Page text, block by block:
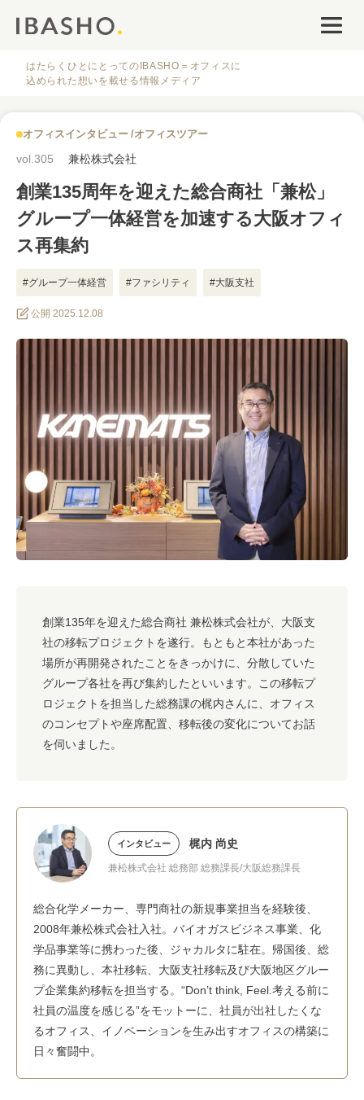
ファシリティナレッジ
IBASHOについて
人気のタグ
#コミュニケーション
#フリーアドレス #ブランディング
はたらくひとにとってのIBASHO＝オフィスに
込められた想いを載せる情報メディア
オフィスインタビュー オフィスツアー
vol.305 兼松株式会社
創業135周年を迎えた総合商社「兼松」
グループ一体経営を加速する大阪オフィ
ス再集約
#グループ一体経営 #ファシリティ #大阪支社
公開 2025.12.08
創業135年を迎えた総合商社 兼松株式会社が、大阪支
社の移転プロジェクトを遂行。もともと本社があった
場所が再開発されたことをきっかけに、分散していた
グループ各社を再び集約したといいます。この移転プ
ロジェクトを担当した総務課の梶内さんに、オフィス
のコンセプトや座席配置、移転後の変化についてお話
を伺いました。
インタビュー 梶内 尚史
兼松株式会社 総務部 総務課長/大阪総務課長
総合化学メーカー、専門商社の新規事業担当を経験後、
2008年兼松株式会社入社。バイオガスビジネス事業、化
学品事業等に携わった後、ジャカルタに駐在。帰国後、総
務に異動し、本社移転、大阪支社移転及び大阪地区グルー
プ企業集約移転を担当する。“Don’t think, Feel.考える前に
社員の温度を感じる”をモットーに、社員が出社したくな
るオフィス、イノベーションを生み出すオフィスの構築に
日々奮闘中。